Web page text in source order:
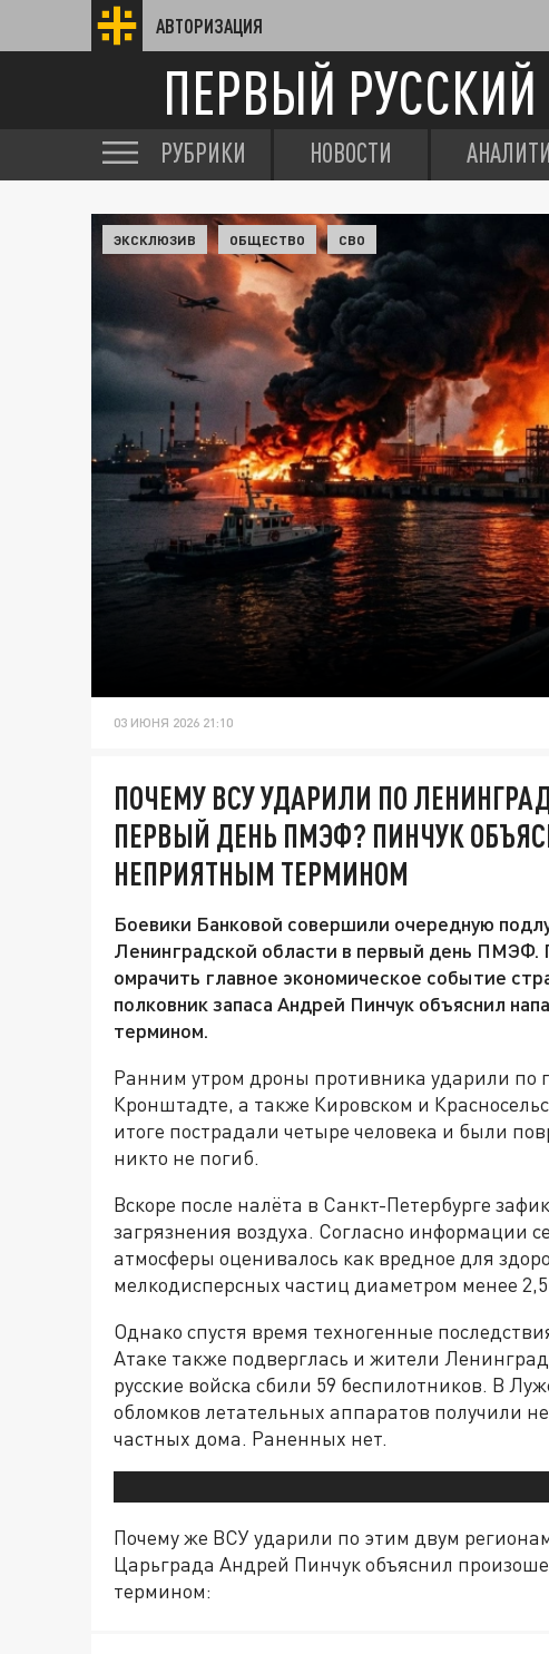
АВТОРИЗАЦИЯ
ПЕРВЫЙ РУССКИЙ
РУБРИКИ НОВОСТИ
ЭКСКЛЮЗИВ ОБЩЕСТВО СВО
03 ИЮНЯ 2026 21:10
ПОЧЕМУ ВСУ УДАРИЛИ ПО
ПЕРВЫЙ ДЕНЬ ПМЭФ? ПИНЧУК
НЕПРИЯТНЫМ ТЕРМИНОМ
Боевики Банковой совершили очередную
Ленинградской области в первый день ПМЭФ.
омрачить главное экономическое событие
полковник запаса Андрей Пинчук объяснил
термином.
Ранним утром дроны противника ударили по
Кронштадте, а также Кировском и
итоге пострадали четыре человека и были
никто не погиб.
Вскоре после налёта в Санкт-Петербурге
загрязнения воздуха. Согласно информации
атмосферы оценивалось как вредное для
мелкодисперсных частиц диаметром менее
Однако спустя время техногенные
Атаке также подверглась и жители
русские войска сбили 59 беспилотников. В
обломков летательных аппаратов получили
частных дома. Раненных нет.
Почему же ВСУ ударили по этим двум
Царьграда Андрей Пинчук объяснил
термином: